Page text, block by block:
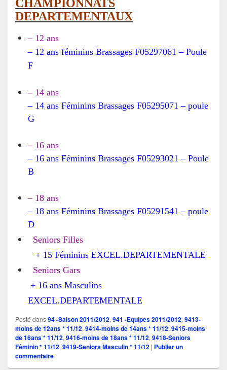
CHAMPIONNATS
DEPARTEMENTAUX
– 12 ans
– 12 ans féminins Brassages F05297061 – Poule
F
– 14 ans
– 14 ans Féminins Brassages F05295071 – poule
G
– 16 ans
– 16 ans Féminins Brassages F05293021 – Poule
B
– 18 ans
– 18 ans Féminins Brassages F05291541 – poule
D
Seniors Filles
+ 15 Féminins EXCEL.DEPARTEMENTALE
Seniors Gars
+ 16 ans Masculins
EXCEL.DEPARTEMENTALE
Posté dans94 -Saison 2011/2012, 941 -Equipes 2011/2012, 9413-
moins de 12ans * 11/12, 9414-moins de 14ans * 11/12, 9415-moins
de 16ans * 11/12, 9416-moins de 18ans * 11/12, 9418-Seniors
Féminin * 11/12, 9419-Seniors Masculin * 11/12 | Publier un
commentaire